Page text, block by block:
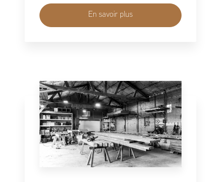
En savoir plus